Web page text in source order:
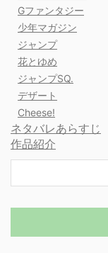
Gファンタジー
少年マガジン
ジャンプ
花とゆめ
ジャンプSQ.
デザート
Cheese!
ネタバレあらすじ
作品紹介